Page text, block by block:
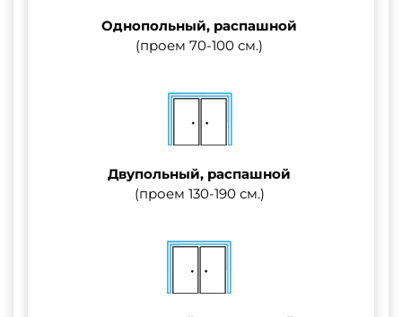
Однопольный, распашной
(проем 70-100 см.)
Двупольный, распашной
(проем 130-190 см.)